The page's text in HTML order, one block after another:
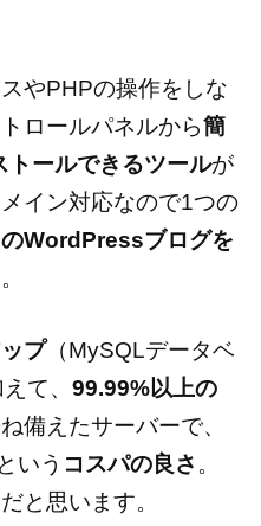
やPHPの操作をしな
ロールパネルから簡
ールできるツールが
イン対応なので1つの
WordPressブログを
プ（MySQLデータベ
て、 99.99%以上の
備えたサーバーで、
という コスパの良さ 。
と思います。